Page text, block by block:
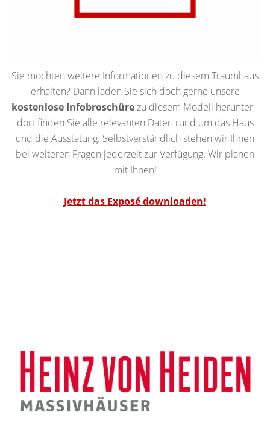
Sie möchten weitere Informationen zu diesem Traumhaus
erhalten? Dann laden Sie sich doch gerne unsere
kostenlose Infobroschürezu diesem Modell herunter -
dort finden Sie alle relevanten Daten rund um das Haus
und die Ausstatung. Selbstverständlich stehen wir Ihnen
bei weiteren Fragen jederzeit zur Verfügung. Wir planen
mit Ihnen!
Jetzt das Exposé downloaden!